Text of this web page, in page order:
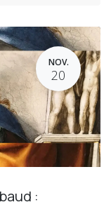
NOV.
20
: